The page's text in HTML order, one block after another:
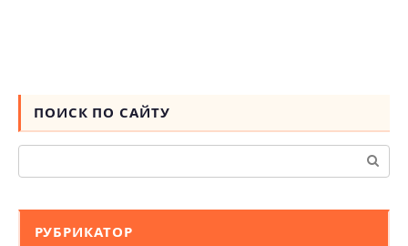
ПОИСК ПО САЙТУ
Поиск:
РУБРИКАТОР